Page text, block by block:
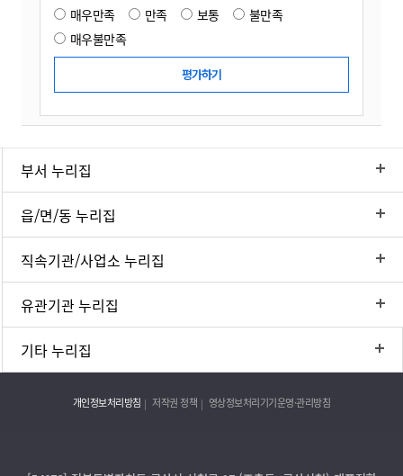
매우만족 만족 보통
불만족
매우불만족
부서 누리집
읍/면/동 누리집
직속기관/사업소 누리집
유관기관 누리집
기타 누리집
개인정보처리방침 저작권 정책 영상정보처리기기운영·관리방침